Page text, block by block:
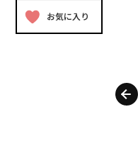
お気に入り